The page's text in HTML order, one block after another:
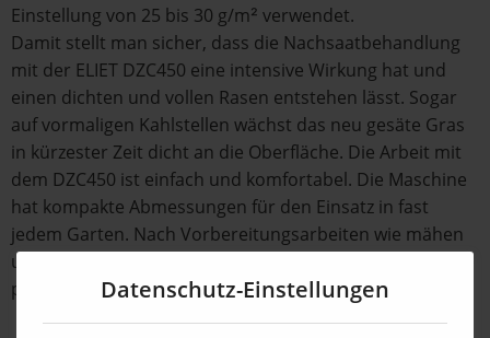
Einstellung von 25 bis 30 g/m² verwendet.
Damit stellt man sicher, dass die Nachsaatbehandlung
mit der ELIET DZC450 eine intensive Wirkung hat und
einen dichten und vollen Rasen entstehen lässt. Sogar
auf vormaligen Kahlstellen wächst das neu gesäte Gras
in kürzester Zeit dicht an die Oberfläche. Die Arbeit mit
dem DZC450 ist einfach und komfortabel. Die Maschine
hat kompakte Abmessungen für den Einsatz in fast
jedem Garten. Nach Vorbereitungsarbeiten wie mähen
und vertikutieren sät man durchschnittlich etwa 750 m²
pro Stunde aus.Datenschutz-Einstellungen